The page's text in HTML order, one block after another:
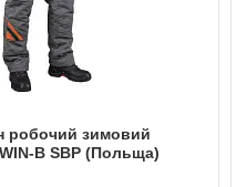
робочий зимовий
B SBP (Польща)